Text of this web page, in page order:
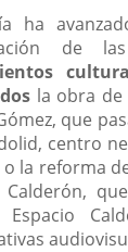
ha
de las
la obra de
que
centro
la reforma
Calderón,